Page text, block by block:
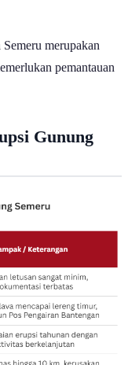
merupakan
pemantauan
Gunung